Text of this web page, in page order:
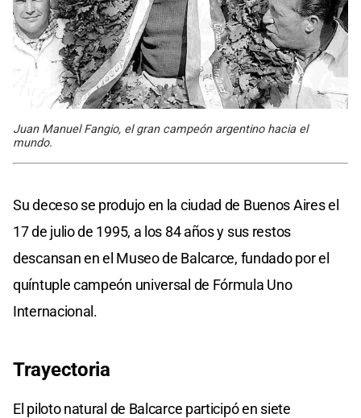
Juan Manuel Fangio, el gran campeón argentino hacia el
mundo.
Su deceso se produjo en la ciudad de Buenos Aires el
17 de julio de 1995, a los 84 años y sus restos
descansan en el Museo de Balcarce, fundado por el
quíntuple campeón universal de Fórmula Uno
Internacional.
Trayectoria
El piloto natural de Balcarce participó en siete